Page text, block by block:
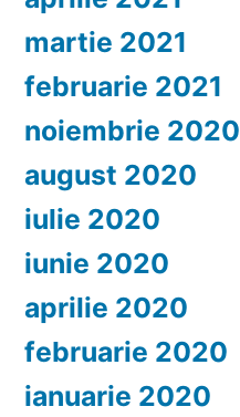
martie 2021
februarie 2021
noiembrie 2020
august 2020
iulie 2020
iunie 2020
aprilie 2020
februarie 2020
ianuarie 2020